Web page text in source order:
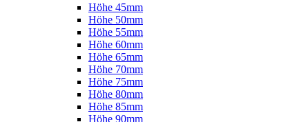
Höhe 45mm
Höhe 50mm
Höhe 55mm
Höhe 60mm
Höhe 65mm
Höhe 70mm
Höhe 75mm
Höhe 80mm
Höhe 85mm
Höhe 90mm